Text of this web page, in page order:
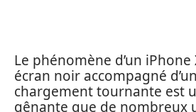
Le phénomène d’un
écran noir accompagné
chargement tournante est
gênante que de nombreux